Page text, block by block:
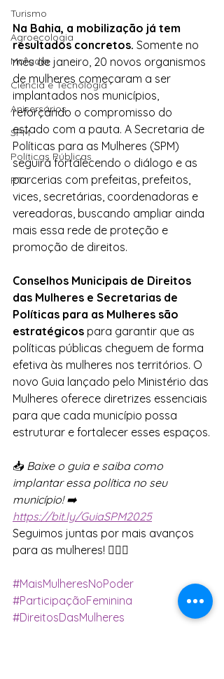
Turismo
Agroecologia
Moradia
Ciência e Tecnologia
Anisersários
SPM
Políticas Públicas
PT
Na Bahia, a mobilização já tem
resultados concretos. Somente no
mês de janeiro, 20 novos organismos
de mulheres começaram a ser
implantados nos municípios,
reforçando o compromisso do
estado com a pauta. A Secretaria de
Políticas para as Mulheres (SPM)
seguirá fortalecendo o diálogo e as
parcerias com prefeitas, prefeitos,
vices, secretárias, coordenadoras e
vereadoras, buscando ampliar ainda
mais essa rede de proteção e
promoção de direitos.
Conselhos Municipais de Direitos
das Mulheres e Secretarias de
Políticas para as Mulheres são
estratégicos para garantir que as
políticas públicas cheguem de forma
efetiva às mulheres nos territórios. O
novo Guia lançado pelo Ministério das
Mulheres oferece diretrizes essenciais
para que cada município possa
estruturar e fortalecer esses espaços.
📥 Baixe o guia e saiba como
implantar essa política no seu
município! ➡️
https://bit.ly/GuiaSPM2025
Seguimos juntas por mais avanços
para as mulheres! ✊🏽💜
#MaisMulheresNoPoder
#ParticipaçãoFeminina
#DireitosDasMulheres